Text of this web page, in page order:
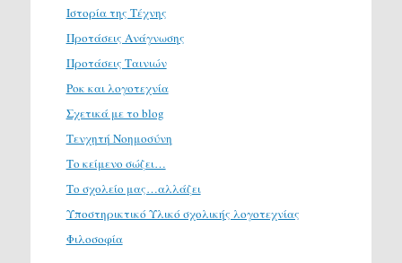
Ιστορία της Τέχνης
Προτάσεις Ανάγνωσης
Προτάσεις Ταινιών
Ροκ και λογοτεχνία
Σχετικά με το blog
Τενχητή Νοημοσύνη
Το κείμενο σώζει…
Το σχολείο μας…αλλάζει
Υποστηρικτικό Υλικό σχολικής λογοτεχνίας
Φιλοσοφία